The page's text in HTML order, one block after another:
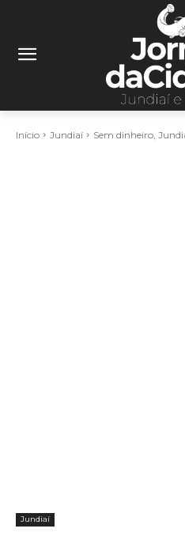
Início Jundiaí Sem dinheiro,
Jundiaí